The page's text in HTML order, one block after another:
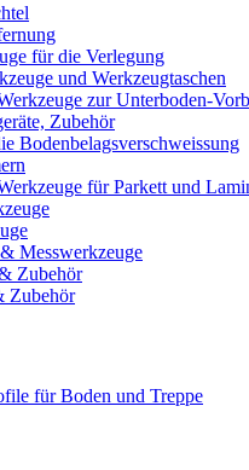
für die Verlegung
und Werkzeugtaschen
zur Unterboden-
Zubehör
Bodenbelagsverschweissung
für Parkett und
Messwerkzeuge
Zubehör
Zubehör
für Boden und Treppe